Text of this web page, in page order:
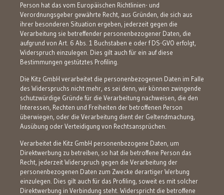
Person hat das vom Europäischen Richtlinien- und
Verordnungsgeber gewährte Recht, aus Gründen, die sich aus
ihrer besonderen Situation ergeben, jederzeit gegen die
Verarbeitung sie betreffender personenbezogener Daten, die
aufgrund von Art. 6 Abs. 1 Buchstaben e oder f DS-GVO erfolgt,
Widerspruch einzulegen. Dies gilt auch für ein auf diese
Bestimmungen gestütztes Profiling.
Die Kitz GmbH verarbeitet die personenbezogenen Daten im Falle
des Widerspruchs nicht mehr, es sei denn, wir können zwingende
schutzwürdige Gründe für die Verarbeitung nachweisen, die den
Interessen, Rechten und Freiheiten der betroffenen Person
überwiegen, oder die Verarbeitung dient der Geltendmachung,
Ausübung oder Verteidigung von Rechtsansprüchen.
Verarbeitet die Kitz GmbH personenbezogene Daten, um
Direktwerbung zu betreiben, so hat die betroffene Person das
Recht, jederzeit Widerspruch gegen die Verarbeitung der
personenbezogenen Daten zum Zwecke derartiger Werbung
einzulegen. Dies gilt auch für das Profiling, soweit es mit solcher
Direktwerbung in Verbindung steht. Widerspricht die betroffene